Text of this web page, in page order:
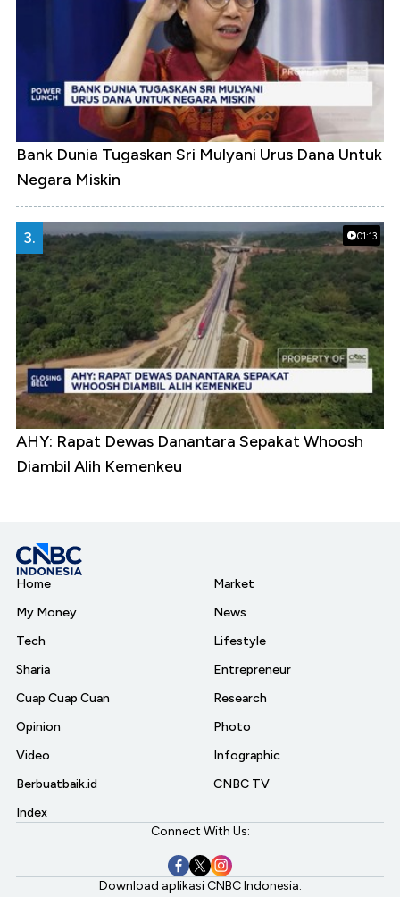
Bank Dunia Tugaskan Sri Mulyani Urus Dana Untuk
Negara Miskin
01:13
3.
AHY: Rapat Dewas Danantara Sepakat Whoosh
Diambil Alih Kemenkeu
Home
My Money
Tech
Sharia
Cuap Cuap Cuan
Opinion
Video
Berbuatbaik.id
Index
Market
News
Lifestyle
Entrepreneur
Research
Photo
Infographic
CNBC TV
Connect With Us:
Download aplikasi CNBC Indonesia: